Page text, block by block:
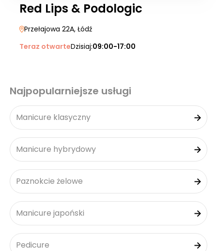
Red Lips & Podologic
Przełajowa 22A, Łódź
Teraz otwarteDzisiaj:09:00-17:00
Najpopularniejsze usługi
Manicure klasyczny
Manicure hybrydowy
Paznokcie żelowe
Manicure japoński
Pedicure